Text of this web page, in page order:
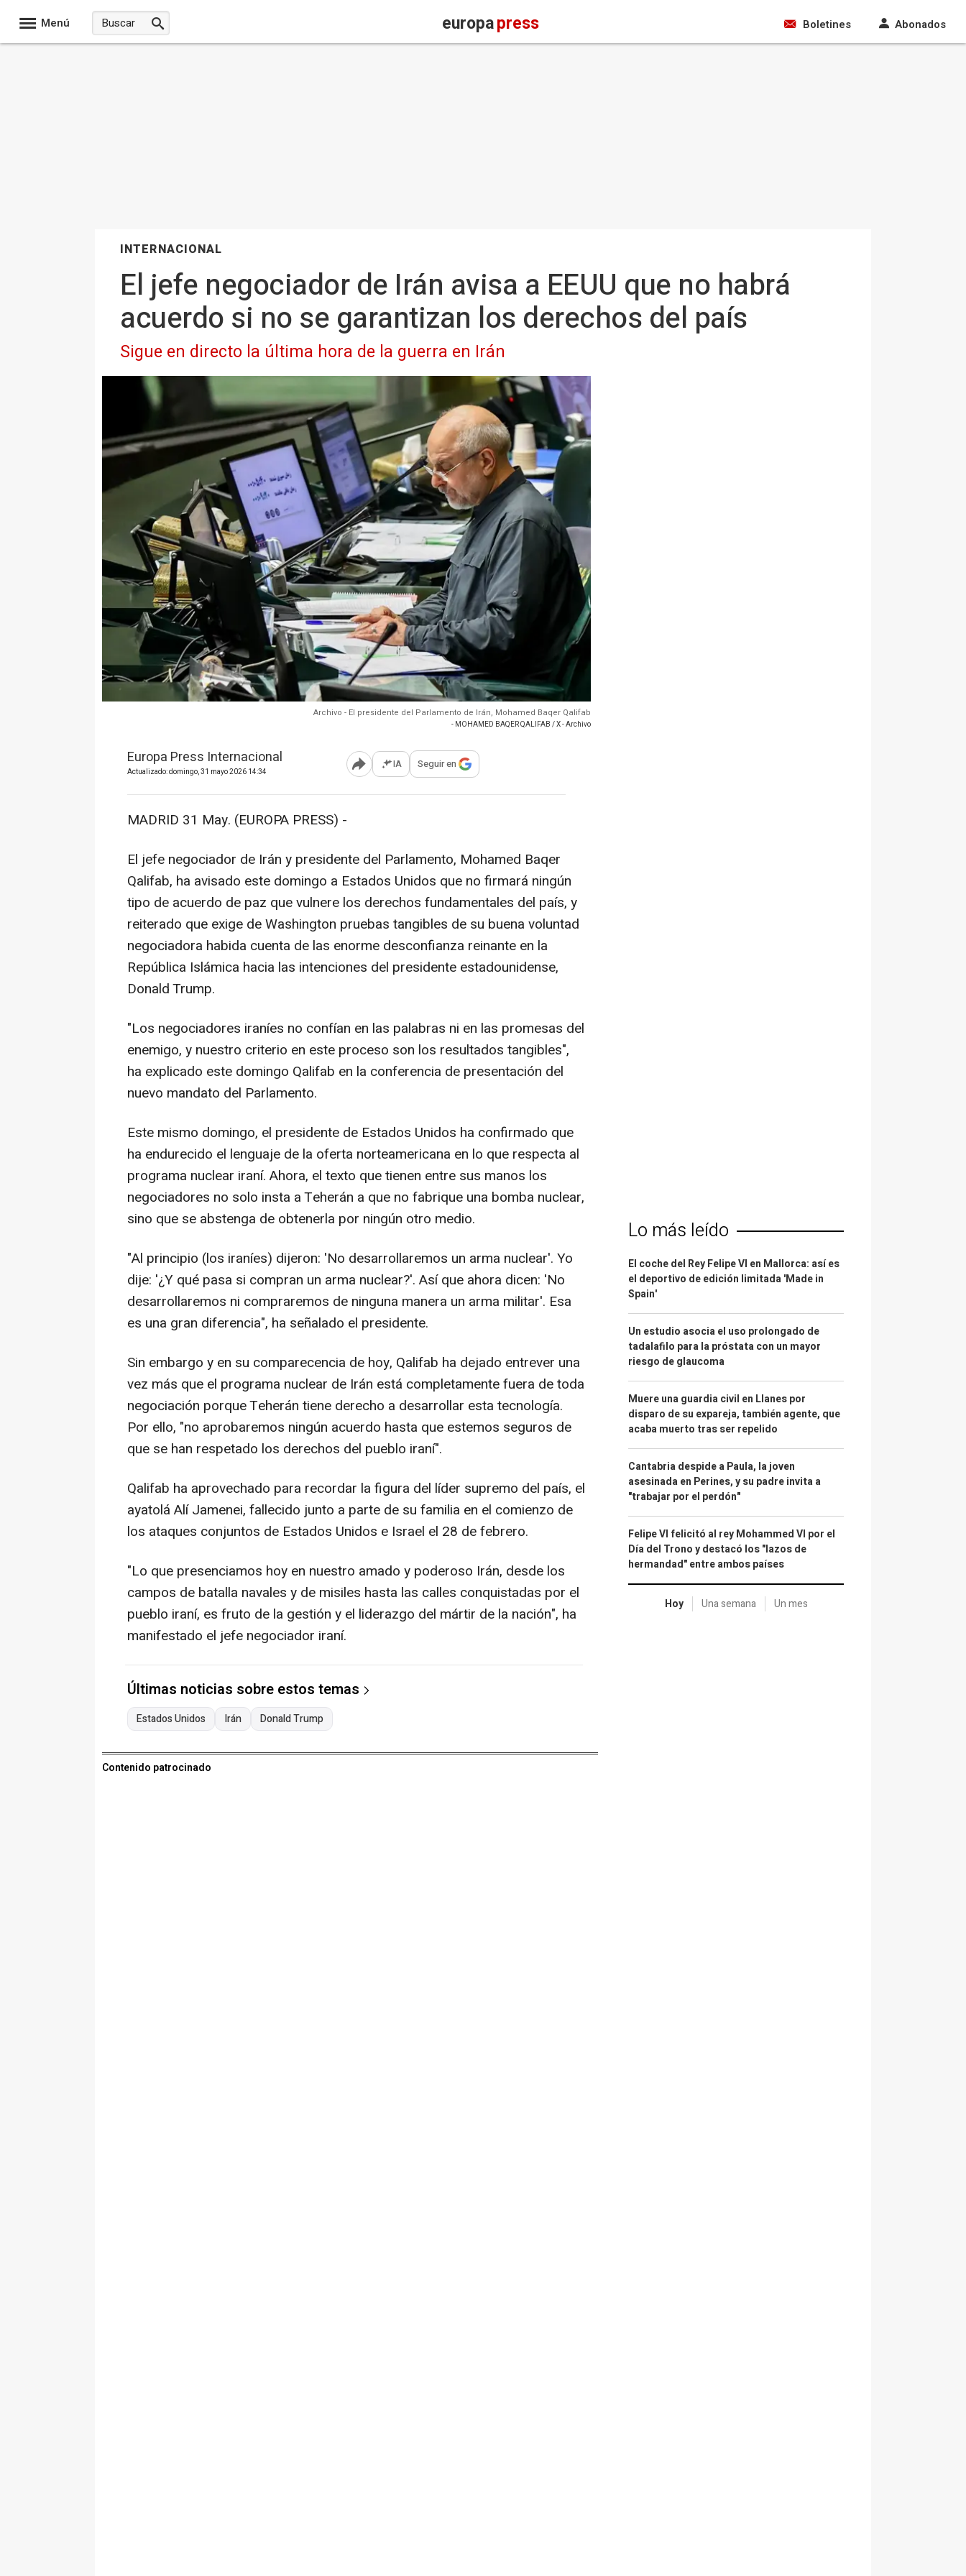
Menú europapress Boletines Abonados
INTERNACIONAL
El jefe negociador de Irán avisa a EEUU que no habrá
acuerdo si no se garantizan los derechos del país
Sigue en directo la última hora de la guerra en Irán
Archivo - El presidente del Parlamento de Irán, Mohamed Baqer Qalifab
- MOHAMED BAQER QALIFAB / X - Archivo
Europa Press Internacional
Actualizado: domingo, 31 mayo 2026 14:34 Abrir opciones para compartir
IA Seguir en
MADRID 31 May. (EUROPA PRESS) -
El jefe negociador de Irán y presidente del Parlamento, Mohamed Baqer
Qalifab, ha avisado este domingo a Estados Unidos que no firmará ningún
tipo de acuerdo de paz que vulnere los derechos fundamentales del país, y
reiterado que exige de Washington pruebas tangibles de su buena voluntad
negociadora habida cuenta de las enorme desconfianza reinante en la
República Islámica hacia las intenciones del presidente estadounidense,
Donald Trump.
"Los negociadores iraníes no confían en las palabras ni en las promesas del
enemigo, y nuestro criterio en este proceso son los resultados tangibles",
ha explicado este domingo Qalifab en la conferencia de presentación del
nuevo mandato del Parlamento.
Este mismo domingo, el presidente de Estados Unidos ha confirmado que
ha endurecido el lenguaje de la oferta norteamericana en lo que respecta al
programa nuclear iraní. Ahora, el texto que tienen entre sus manos los
negociadores no solo insta a Teherán a que no fabrique una bomba nuclear,
sino que se abstenga de obtenerla por ningún otro medio.
"Al principio (los iraníes) dijeron: 'No desarrollaremos un arma nuclear'. Yo
dije: '¿Y qué pasa si compran un arma nuclear?'. Así que ahora dicen: 'No
desarrollaremos ni compraremos de ninguna manera un arma militar'. Esa
es una gran diferencia", ha señalado el presidente.
Sin embargo y en su comparecencia de hoy, Qalifab ha dejado entrever una
vez más que el programa nuclear de Irán está completamente fuera de toda
negociación porque Teherán tiene derecho a desarrollar esta tecnología.
Por ello, "no aprobaremos ningún acuerdo hasta que estemos seguros de
que se han respetado los derechos del pueblo iraní".
Qalifab ha aprovechado para recordar la figura del líder supremo del país, el
ayatolá Alí Jamenei, fallecido junto a parte de su familia en el comienzo de
los ataques conjuntos de Estados Unidos e Israel el 28 de febrero.
"Lo que presenciamos hoy en nuestro amado y poderoso Irán, desde los
campos de batalla navales y de misiles hasta las calles conquistadas por el
pueblo iraní, es fruto de la gestión y el liderazgo del mártir de la nación", ha
manifestado el jefe negociador iraní.
Últimas noticias sobre estos temas
Estados Unidos Irán Donald Trump
Contenido patrocinado
Lo más leído
El coche del Rey Felipe VI en Mallorca: así es
el deportivo de edición limitada 'Made in
Spain'
Un estudio asocia el uso prolongado de
tadalafilo para la próstata con un mayor
riesgo de glaucoma
Muere una guardia civil en Llanes por
disparo de su expareja, también agente, que
acaba muerto tras ser repelido
Cantabria despide a Paula, la joven
asesinada en Perines, y su padre invita a
"trabajar por el perdón"
Felipe VI felicitó al rey Mohammed VI por el
Día del Trono y destacó los "lazos de
hermandad" entre ambos países
Hoy Una semana Un mes